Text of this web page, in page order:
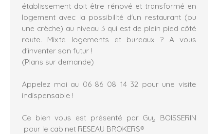
établissement doit être rénové et transformé en
logement avec la possibilité d'un restaurant (ou
une crèche) au niveau 3 qui est de plein pied côté
route. Mixte logements et bureaux ? A vous
d'inventer son futur !
(Plans sur demande)
Appelez moi au 06 86 08 14 32 pour une visite
indispensable !
Ce bien vous est présenté par Guy BOISSERIN
pour le cabinet RESEAU BROKERS®